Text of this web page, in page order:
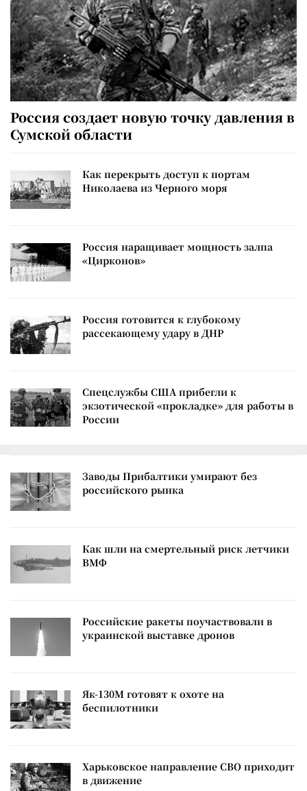
Россия создает новую точку давления в
Сумской области
Как перекрыть доступ к портам
Николаева из Черного моря
Россия наращивает мощность залпа
«Цирконов»
Россия готовится к глубокому
рассекающему удару в ДНР
Спецслужбы США прибегли к
экзотической «прокладке» для работы в
России
Заводы Прибалтики умирают без
российского рынка
Как шли на смертельный риск летчики
ВМФ
Российские ракеты поучаствовали в
украинской выставке дронов
Як-130М готовят к охоте на
беспилотники
Харьковское направление СВО приходит
в движение